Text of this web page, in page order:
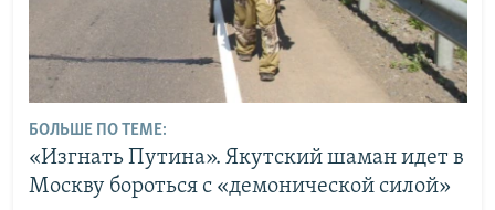
БОЛЬШЕ ПО ТЕМЕ:
«Изгнать Путина». Якутский шаман идет в
Москву бороться с «демонической силой»